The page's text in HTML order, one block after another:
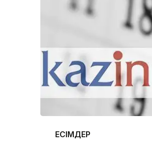
ЕСІМДЕР